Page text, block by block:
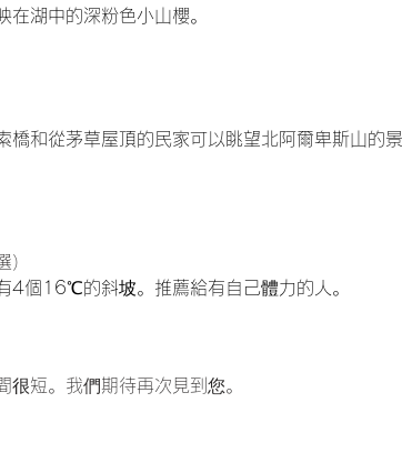
在湖中的深粉色小山櫻。
橋和從茅草屋頂的民家可以眺望北阿爾卑斯山的
）
4個16℃的斜坡。推薦給有自己體力的人。
很短。我們期待再次見到您。